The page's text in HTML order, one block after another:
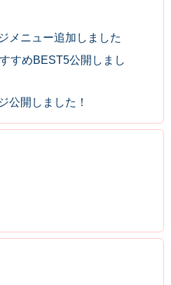
メニュー追加しました
すめBEST5公開しまし
公開しました！